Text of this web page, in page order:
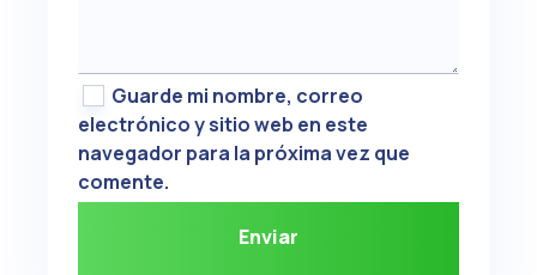
Guarde mi nombre, correo
electrónico y sitio web en este
navegador para la próxima vez que
comente.